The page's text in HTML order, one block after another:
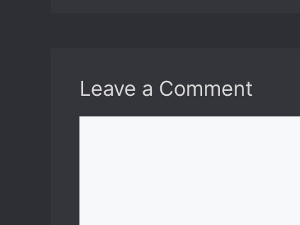
Leave a Comment